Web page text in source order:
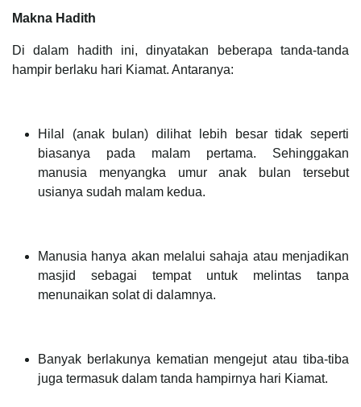
Makna Hadith
Di dalam hadith ini, dinyatakan beberapa tanda-tanda
hampir berlaku hari Kiamat. Antaranya:
Hilal (anak bulan) dilihat lebih besar tidak seperti
biasanya pada malam pertama. Sehinggakan
manusia menyangka umur anak bulan tersebut
usianya sudah malam kedua.
Manusia hanya akan melalui sahaja atau menjadikan
masjid sebagai tempat untuk melintas tanpa
menunaikan solat di dalamnya.
Banyak berlakunya kematian mengejut atau tiba-tiba
juga termasuk dalam tanda hampirnya hari Kiamat.